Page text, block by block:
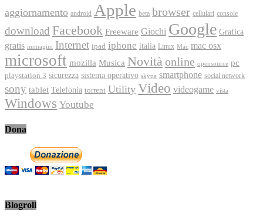
aggiornamento android Apple beta browser cellulari console
download Facebook Freeware Giochi Google Grafica
gratis immagini Internet ipad iphone italia Linux Mac mac osx
microsoft mozilla Musica Novità online opensource pc
playstation 3 sicurezza sistema operativo skype smartphone social network
sony tablet Telefonia torrent Utility Video videogame vista
Windows Youtube
Dona
Blogroll